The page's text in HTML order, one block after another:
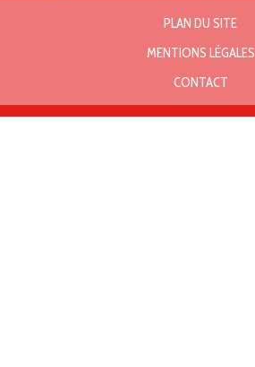
PLAN DU SITE
MENTIONS LÉGALES
CONTACT